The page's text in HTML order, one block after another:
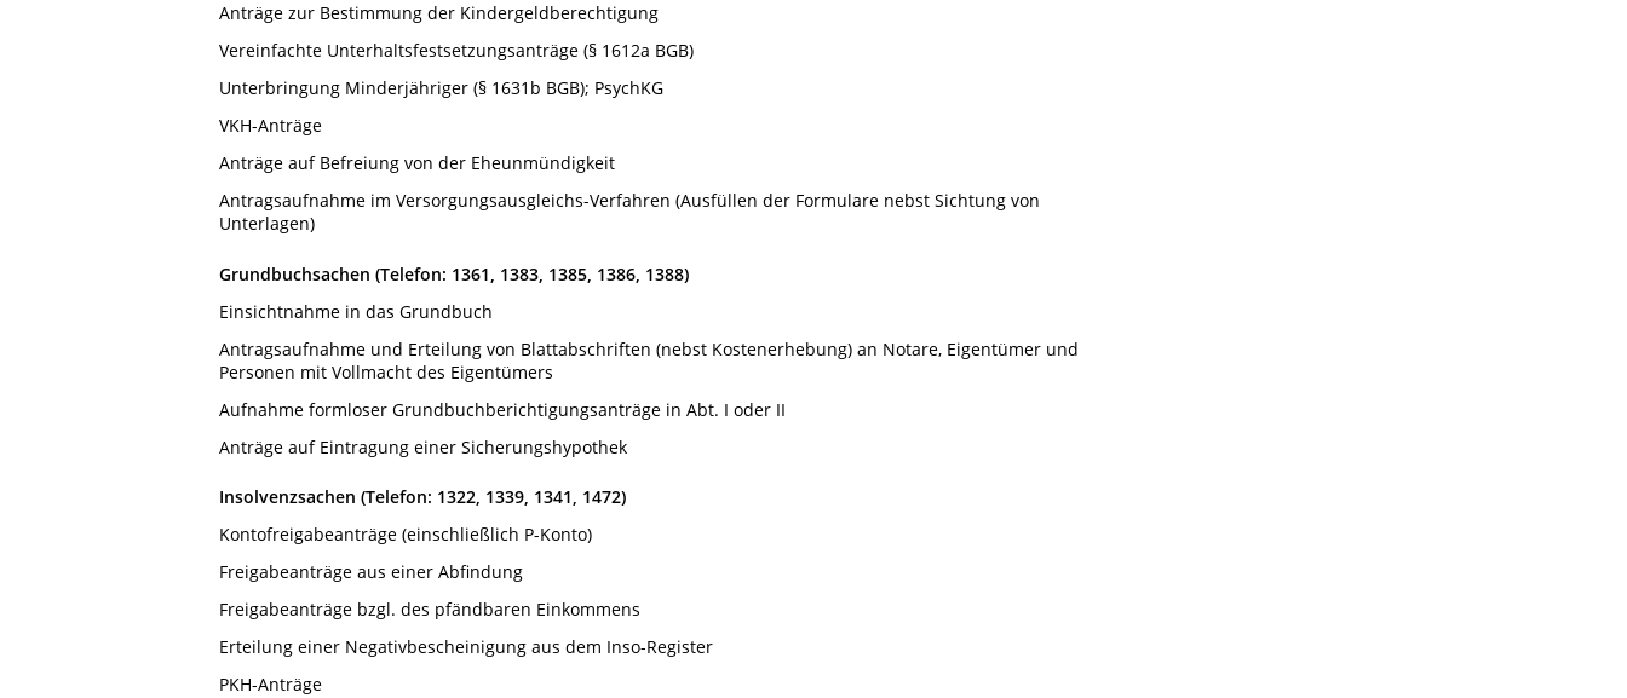
Anträge zur Bestimmung der Kindergeldberechtigung
Vereinfachte Unterhaltsfestsetzungsanträge (§ 1612a BGB)
Unterbringung Minderjähriger (§ 1631b BGB); PsychKG
VKH-Anträge
Anträge auf Befreiung von der Eheunmündigkeit
Antragsaufnahme im Versorgungsausgleichs-Verfahren (Ausfüllen der Formulare nebst Sichtung von
Unterlagen)
Grundbuchsachen (Telefon: 1361, 1383, 1385, 1386, 1388)
Einsichtnahme in das Grundbuch
Antragsaufnahme und Erteilung von Blattabschriften (nebst Kostenerhebung) an Notare, Eigentümer und
Personen mit Vollmacht des Eigentümers
Aufnahme formloser Grundbuchberichtigungsanträge in Abt. I oder II
Anträge auf Eintragung einer Sicherungshypothek
Insolvenzsachen (Telefon: 1322, 1339, 1341, 1472)
Kontofreigabeanträge (einschließlich P-Konto)
Freigabeanträge aus einer Abfindung
Freigabeanträge bzgl. des pfändbaren Einkommens
Erteilung einer Negativbescheinigung aus dem Inso-Register
PKH-Anträge